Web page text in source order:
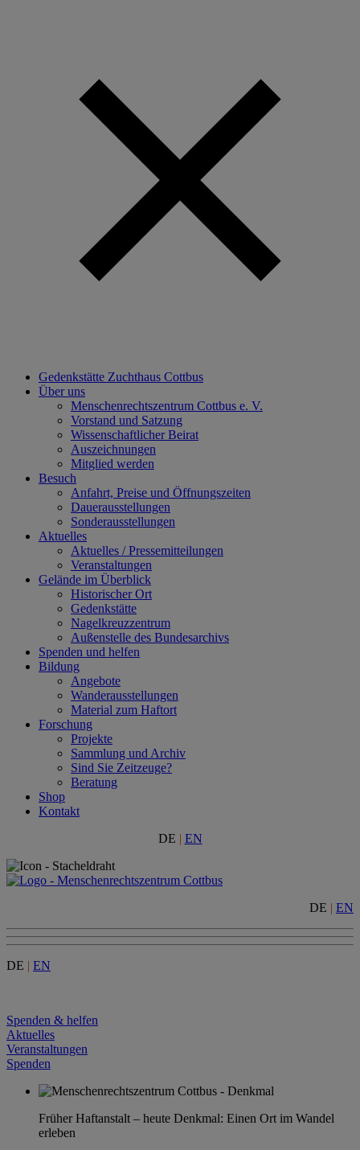
Gedenkstätte Zuchthaus Cottbus
Über uns
Menschenrechtszentrum Cottbus e. V.
Vorstand und Satzung
Wissenschaftlicher Beirat
Auszeichnungen
Mitglied werden
Besuch
Anfahrt, Preise und Öffnungszeiten
Dauerausstellungen
Sonderausstellungen
Aktuelles
Aktuelles / Pressemitteilungen
Veranstaltungen
Gelände im Überblick
Historischer Ort
Gedenkstätte
Nagelkreuzzentrum
Außenstelle des Bundesarchivs
Spenden und helfen
Bildung
Angebote
Wanderausstellungen
Material zum Haftort
Forschung
Projekte
Sammlung und Archiv
Sind Sie Zeitzeuge?
Beratung
Shop
Kontakt
DE | EN
DE | EN
DE | EN
Spenden & helfen
Aktuelles
Veranstaltungen
Spenden
Früher Haftanstalt – heute Denkmal: Einen Ort im Wandel
erleben